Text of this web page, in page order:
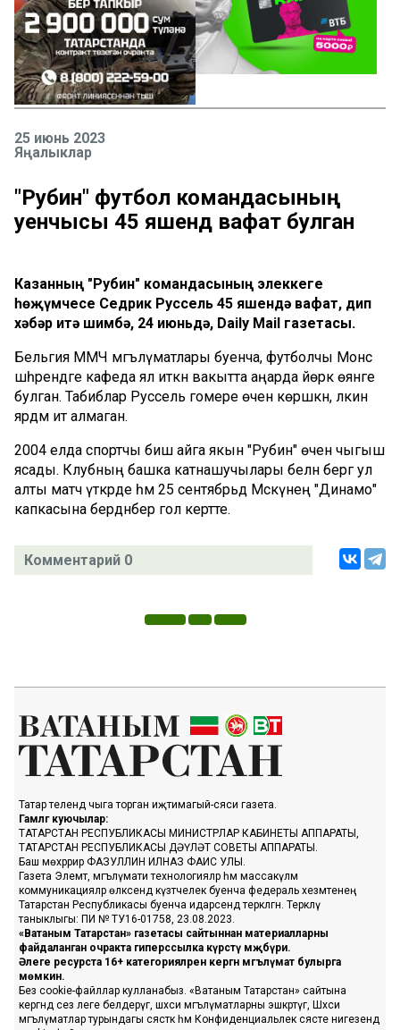
25 июнь 2023
Яңалыклар
"Рубин" футбол командасының
уенчысы 45 яшендә вафат булган
Казанның "Рубин" командасының элеккеге
һөҗүмчесе Седрик Руссель 45 яшендә вафат, дип
хәбәр итә шимбә, 24 июньдә, Daily Mail газетасы.
Бельгия ММЧ мәгълүматлары буенча, футболчы Монс
шәһәрендәге кафеда ял иткән вакытта аңарда йөрәк өянәге
булган. Табиблар Руссель гомере өчен көрәшкән, ләкин
ярдәм итә алмаган.
2004 елда спортчы биш айга якын "Рубин" өчен чыгыш
ясады. Клубның башка катнашучылары белән бергә ул
алты матч үткәрде һәм 25 сентябрьдә Мәскәүнең "Динамо"
капкасына бердәнбер гол кертте.
Комментарий 0
Татар телендә чыга торган иҗтимагый-сәяси газета.
Гамәлгә куючылар:
ТАТАРСТАН РЕСПУБЛИКАСЫ МИНИСТРЛАР КАБИНЕТЫ АППАРАТЫ,
ТАТАРСТАН РЕСПУБЛИКАСЫ ДӘҮЛӘТ СОВЕТЫ АППАРАТЫ.
Баш мөхәррир ФАЗУЛЛИН ИЛНАЗ ФАИС УЛЫ.
Газета Элемтә, мәгълүмати технологияләр һәм массакүләм
коммуникацияләр өлкәсендә күзәтчелек буенча федераль хезмәтенең
Татарстан Республикасы буенча идарәсендә теркәлгән. Теркәлү
таныклыгы: ПИ № ТУ16-01758, 23.08.2023.
«Ватаным Татарстан» газетасы сайтыннан материалларны
файдаланган очракта гиперссылка күрсәтү мәҗбүри.
Әлеге ресурста 16+ категорияләренә кергән мәгълүмат булырга
мөмкин.
Без cookie-файллар кулланабыз. «Ватаным Татарстан» сайтына
кергәндә сез әлеге белдерүгә, шәхси мәгълүматларны эшкәртүгә, Шәхси
мәгълүматлар турындагы сәясәткә һәм Конфиденциальлек сәясәте нигезендә